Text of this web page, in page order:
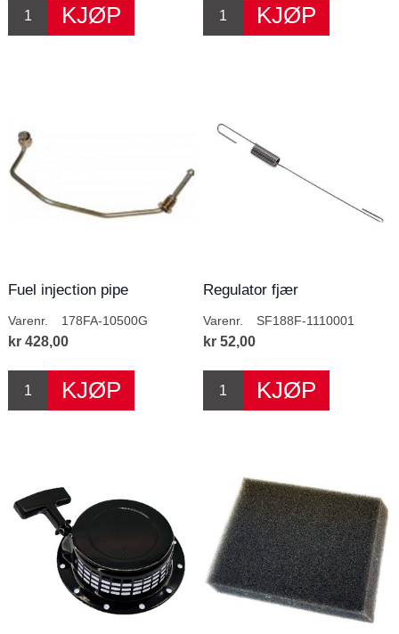
Fuel injection pipe
Varenr. 178FA-10500G
kr 428,00
Regulator fjær
Varenr. SF188F-1110001
kr 52,00